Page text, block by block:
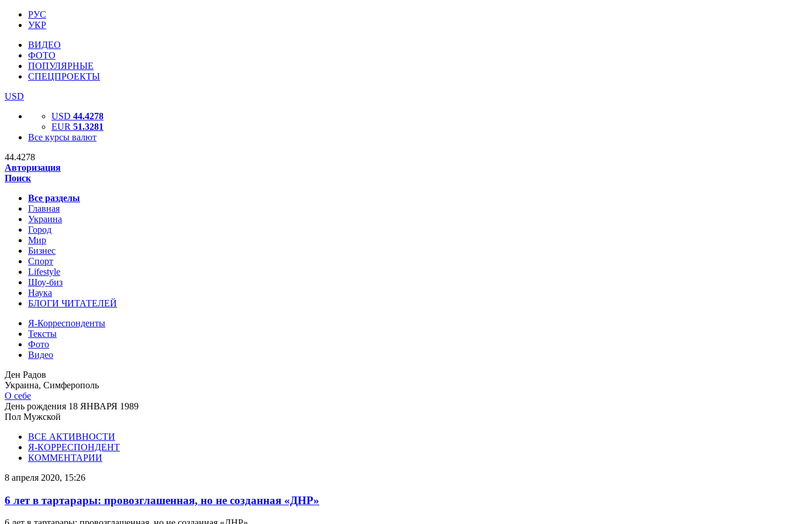
РУС
УКР
ВИДЕО
ФОТО
ПОПУЛЯРНЫЕ
СПЕЦПРОЕКТЫ
USD
USD 44.4278
EUR 51.3281
Все курсы валют
44.4278
Авторизация
Поиск
Все разделы
Главная
Украина
Город
Мир
Бизнес
Спорт
Lifestyle
Шоу-биз
Наука
БЛОГИ ЧИТАТЕЛЕЙ
Я-Корреспонденты
Тексты
Фото
Видео
Ден Радов
Украина, Симферополь
О себе
День рождения 18 ЯНВАРЯ 1989
Пол Мужской
ВСЕ АКТИВНОСТИ
Я-КОРРЕСПОНДЕНТ
КОММЕНТАРИИ
8 апреля 2020, 15:26
6 лет в тартарары: провозглашенная, но не созданная «ДНР»